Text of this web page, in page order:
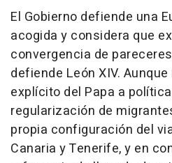
El Gobierno defiende una
acogida y considera que
convergencia de
defiende León XIV.
explícito del Papa a
regularización de
propia configuración del
Canaria y Tenerife, y en